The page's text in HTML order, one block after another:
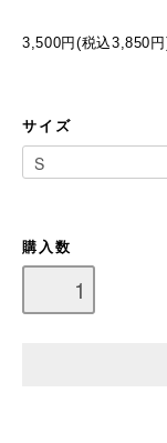
3,500円(税込3,850
サイズ
購入数